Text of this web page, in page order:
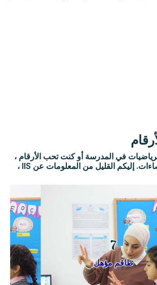
في المدرسة أو كنت تحب الأرقام ،
ستتفاجأ بهذه الإحصاءات. إليكم القليل من المعلومات عن IIS ،
7
طاقم مؤهل